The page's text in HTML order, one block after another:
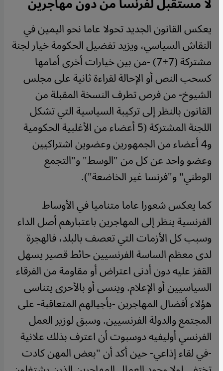
يعكس القانون الجديد تحولا عاما نحو اليمين في
النقاش السياسي، ويزيد تفضيل الحكومة خيار لجنة
مشتركة (7+7) -من بين خيارات أخرى أمامها
كسحب النص أو الإحالة لقراءة ثانية على مجلس
الشيوخ- من فرص تطرف النسخة المقبلة من
القانون بالنظر إلى تركيبة السياسية التي تشكل
اللجنة المشتركة (5 أعضاء من الأغلبية الحكومية
و4 أعضاء من الجمهورين وعضوين اشتراكيين
وعضو واحد عن كل من "الوسط" و"التجمع
الوطني" و"فرنسا غير الخاضعة").
كما يعكس شعورا عاما متناميا في الأوساط
الفرنسية ينظر إلى المهاجرين باعتبارهم أصل الداء
وسبب كل الأزمات التي تعصف بالبلد، فالهجرة
لدى معظم الساسة الفرنسيين حائط قصير يسهل
القفز عليه دون أدنى اعتراض أو مقاومة من الفرقاء
السياسيين أو الإعلام. وينسى أو بالأحرى يتناسى
هؤلاء أفضال المهاجرين -بأجيالهم المتعاقبة- على
المجتمع والدولة الفرنسيين. وسبق لوزير العمل
الفرنسي أوليفيه دوسبوت أن اعترف بذلك علانية
-في لقاء إذاعي- حين أكد أن "بعض المهن كادت